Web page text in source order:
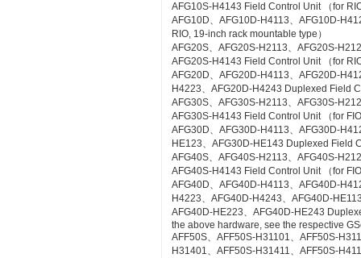
AFG10S-H4143 Field Control Unit （for
AFG10D、AFG10D-H4113、AFG10D-
RIO, 19-inch rack mountable type）
AFG20S、AFG20S-H2113、AFG20S-
AFG20S-H4143 Field Control Unit （for
AFG20D、AFG20D-H4113、AFG20D-
H4223、AFG20D-H4243 Duplexed Field
AFG30S、AFG30S-H2113、AFG30S-
AFG30S-H4143 Field Control Unit （for
AFG30D、AFG30D-H4113、AFG30D-
HE123、AFG30D-HE143 Duplexed Field
AFG40S、AFG40S-H2113、AFG40S-
AFG40S-H4143 Field Control Unit （for
AFG40D、AFG40D-H4113、AFG40D-
H4223、AFG40D-H4243、AFG40D-
AFG40D-HE223、AFG40D-HE243
the above hardware, see the respective
AFF50S、AFF50S-H31101、AFF50S-
H31401、AFF50S-H31411、AFF50S-